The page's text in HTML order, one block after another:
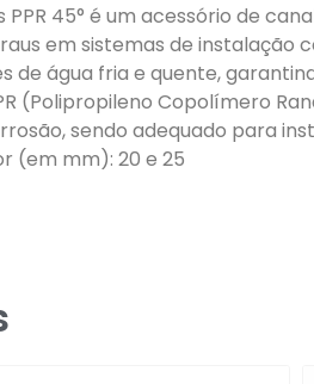
PPR 45° é um acessório de
em sistemas de instalação
de água fria e quente,
(Polipropileno Copolímero
sendo adequado para
(em mm): 20 e 25